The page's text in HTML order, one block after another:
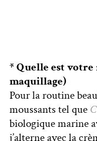
* Quelle est
maquillage)
Pour la routine
moussants tel que
biologique marine
j’alterne avec la